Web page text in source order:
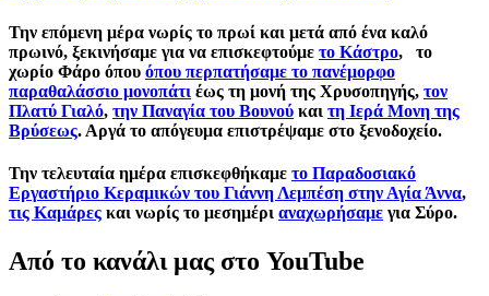
Την επόμενη μέρα νωρίς το πρωί και μετά από ένα καλό
πρωινό, ξεκινήσαμε για να επισκεφτούμε το Κάστρο, το
χωρίο Φάρο όπου όπου περπατήσαμε το πανέμορφο
παραθαλάσσιο μονοπάτι έως τη μονή της Χρυσοπηγής, τον
Πλατύ Γιαλό, την Παναγία του Βουνού και τη Ιερά Μονη της
Βρύσεως. Αργά το απόγευμα επιστρέψαμε στο ξενοδοχείο.
Την τελευταία ημέρα επισκεφθήκαμε το Παραδοσιακό
Εργαστήριο Κεραμικών του Γιάννη Λεμπέση στην Αγία Άννα,
τις Καμάρες και νωρίς το μεσημέρι αναχωρήσαμε για Σύρο.
Από το κανάλι μας στο YouTube